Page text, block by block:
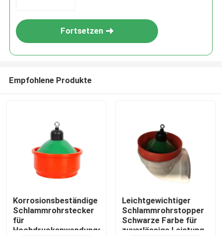
Fortsetzen
Empfohlene Produkte
Korrosionsbeständige
Schlammrohrstecker
für
Hochdruckanwendungen
Leichtgewichtiger
Schlammrohrstopper
Schwarze Farbe für
zuverlässige Leistung